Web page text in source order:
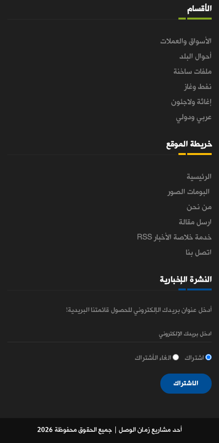
الأقسام
الأسواق والعملات
أحوال البلد
ملفات ساخنة
نفط وغاز
إغاثة ولاجئون
عربي ودولي
خريطة الموقع
الرئيسية
البومات الصور
من نحن
ارسل مقالة
خدمة خلاصة الأخبار RSS
اتصل بنا
النشرة الإخبارية
أدخل عنوان بريدك الإلكتروني للحصول قائمتنا البريدية!
اشتراك الغاء الأشتراك
الاشتراك
أحد مشاريع زمان الوصل | جميع الحقوق محفوظة 2026